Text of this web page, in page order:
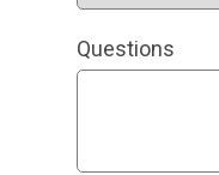
Questions